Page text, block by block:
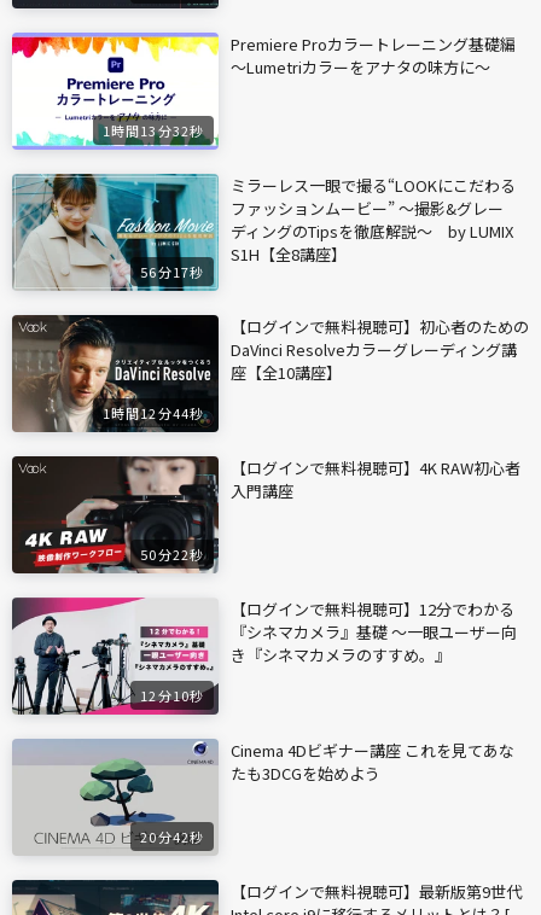
1時間13分32秒
Premiere Proカラートレーニング基礎編
〜Lumetriカラーをアナタの味方に〜
56分17秒
ミラーレス一眼で撮る“LOOKにこだわる
ファッションムービー” ～撮影&グレー
ディングのTipsを徹底解説～ by LUMIX
S1H【全8講座】
1時間12分44秒
【ログインで無料視聴可】初心者のための
DaVinci Resolveカラーグレーディング講
座【全10講座】
50分22秒
【ログインで無料視聴可】4K RAW初心者
入門講座
12分10秒
【ログインで無料視聴可】12分でわかる
『シネマカメラ』基礎 〜一眼ユーザー向
き『シネマカメラのすすめ。』
20分42秒
Cinema 4Dビギナー講座 これを見てあな
たも3DCGを始めよう
【ログインで無料視聴可】最新版第9世代